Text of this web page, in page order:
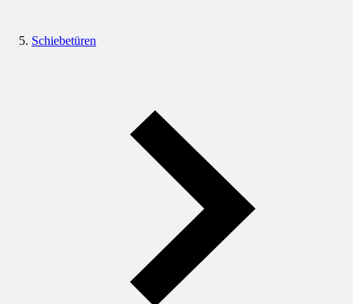
Schiebetüren